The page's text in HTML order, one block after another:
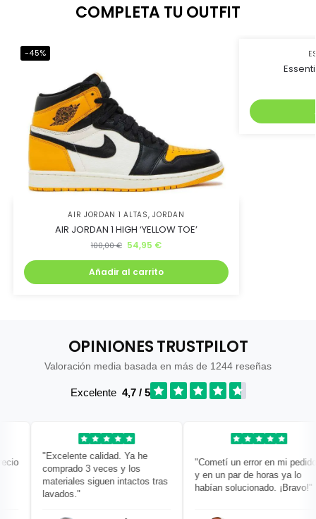
COMPLETA TU OUTFIT
-45%
AIR JORDAN 1 ALTAS,JORDAN
AIR JORDAN 1 HIGH ‘YELLOW TOE’
100,00€ 54,95 €
Añadir al carrito
OPINIONES TRUSTPILOT
Valoración media basada en más de 1244 reseñas
Excelente 4,7 / 5
"Excelente calidad. Ya he
comprado 3 veces y los
materiales siguen intactos tras
lavados."
"Cometí un error en mi pedido
y en un par de horas ya lo
habían solucionado. ¡Bravo!"